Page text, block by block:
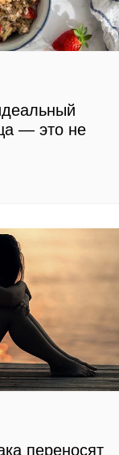
— это не
переносят